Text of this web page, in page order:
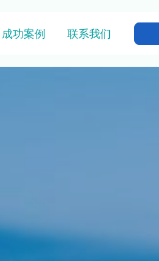
成功案例 联系我们